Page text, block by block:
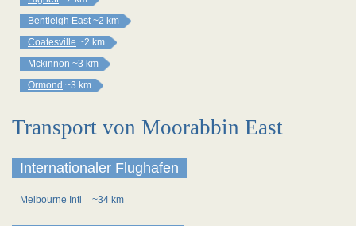
Bentleigh East ~2 km
Coatesville ~2 km
Mckinnon ~3 km
Ormond ~3 km
Transport von Moorabbin East
Internationaler Flughafen
Melbourne Intl ~34 km